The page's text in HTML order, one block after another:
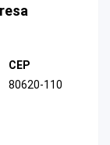
CEP
80620-110